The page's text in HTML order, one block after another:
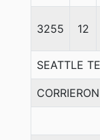
3255 12
SEATTLE